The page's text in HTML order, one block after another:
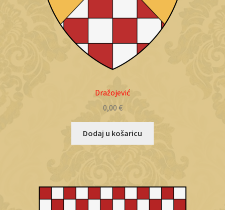
Dražojević
0,00 €
Dodaj u košaricu